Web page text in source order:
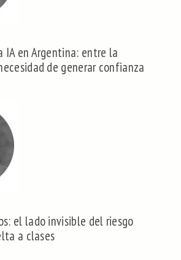
IA en Argentina: entre la
de generar confianza
el lado invisible del riesgo
a clases